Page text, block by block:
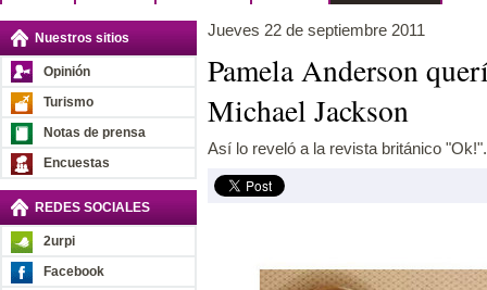
Nuestros sitios
Opinión
Turismo
Notas de prensa
Encuestas
REDES SOCIALES
2urpi
Facebook
Jueves 22 de septiembre 2011
Pamela Anderson
Michael Jackson
Así lo reveló a la revista británico "Ok!".